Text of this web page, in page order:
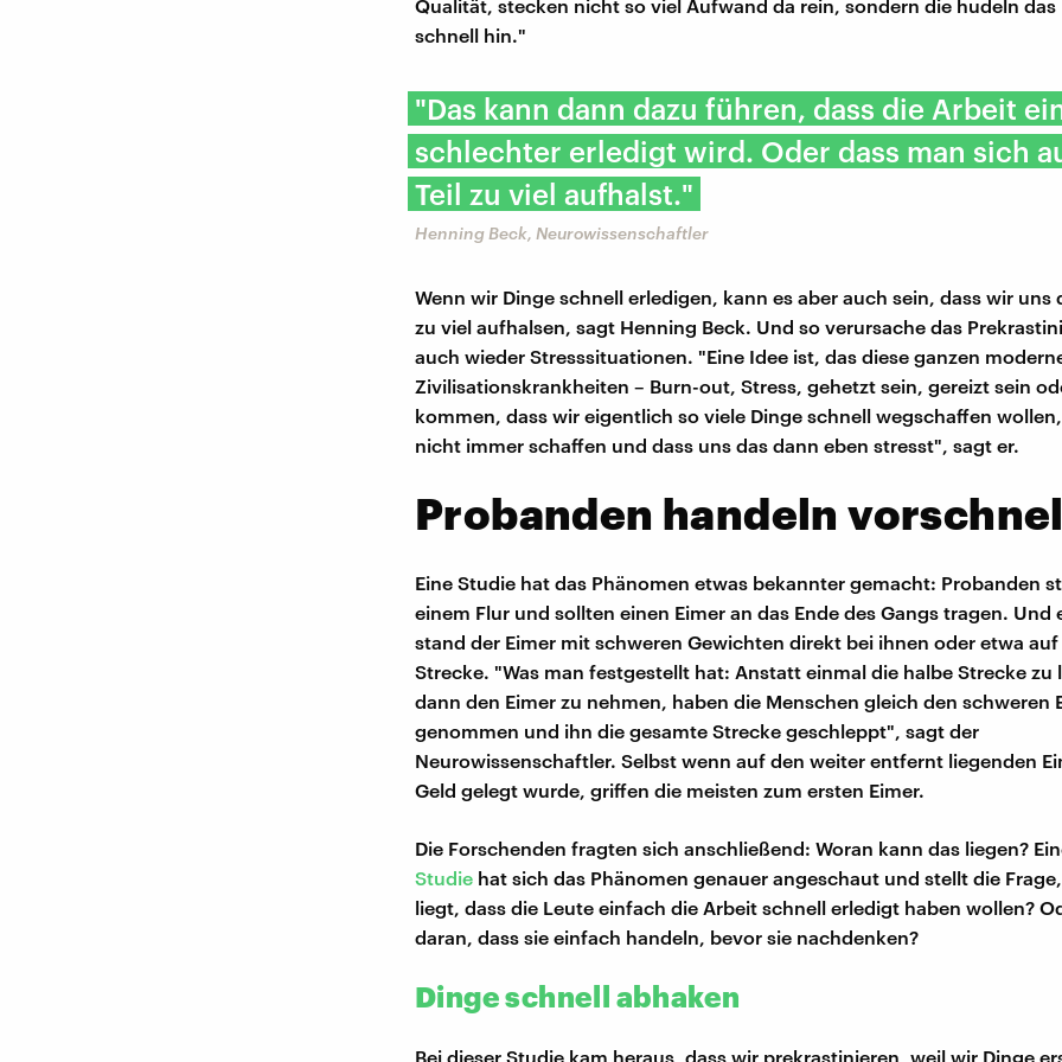
Qualität, stecken nicht so viel Aufwand da rein, sondern die hudeln
schnell hin."
"Das kann dann dazu führen, dass die Arbeit
schlechter erledigt wird. Oder dass man sich
Teil zu viel aufhalst."
Henning Beck, Neurowissenschaftler
Wenn wir Dinge schnell erledigen, kann es aber auch sein, dass wir uns
zu viel aufhalsen, sagt Henning Beck. Und so verursache das
auch wieder Stresssituationen. "Eine Idee ist, das diese ganzen
Zivilisationskrankheiten – Burn-out, Stress, gehetzt sein, gereizt sein
kommen, dass wir eigentlich so viele Dinge schnell wegschaffen
nicht immer schaffen und dass uns das dann eben stresst", sagt er.
Probanden handeln
Eine Studie hat das Phänomen etwas bekannter gemacht: Probanden
einem Flur und sollten einen Eimer an das Ende des Gangs tragen. Und
stand der Eimer mit schweren Gewichten direkt bei ihnen oder etwa
Strecke. "Was man festgestellt hat: Anstatt einmal die halbe Strecke zu
dann den Eimer zu nehmen, haben die Menschen gleich den schweren
genommen und ihn die gesamte Strecke geschleppt", sagt der
Neurowissenschaftler. Selbst wenn auf den weiter entfernt liegenden
Geld gelegt wurde, griffen die meisten zum ersten Eimer.
Die Forschenden fragten sich anschließend: Woran kann das liegen?
Studie hat sich das Phänomen genauer angeschaut und stellt die
liegt, dass die Leute einfach die Arbeit schnell erledigt haben wollen?
daran, dass sie einfach handeln, bevor sie nachdenken?
Dinge schnell abhaken
Bei dieser Studie kam heraus, dass wir prekrastinieren, weil wir Dinge